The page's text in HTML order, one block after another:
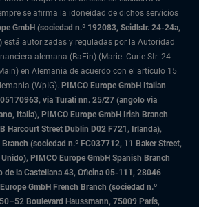
se afirma la idoneidad de dichos servicios
GmbH (sociedad n.º 192083, Seidlstr. 24-24a,
está autorizadas y reguladas por la Autoridad
alemana (BaFin) (Marie- Curie-Str. 24-
en Alemania de acuerdo con el artículo 15
(WpIG). PIMCO Europe GmbH Italian
via Turati nn. 25/27 (angolo via
Italia), PIMCO Europe GmbH Irish Branch
Harcourt Street Dublin D02 F721, Irlanda),
Branch (sociedad n.º FC037712, 11 Baker Street,
PIMCO Europe GmbH Spanish Branch
de la Castellana 43, Oficina 05-111, 28046
GmbH French Branch (sociedad n.º
50–52 Boulevard Haussmann, 75009 París,